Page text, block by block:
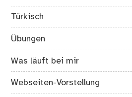
Türkisch
Übungen
Was läuft bei mir
Webseiten-Vorstellung